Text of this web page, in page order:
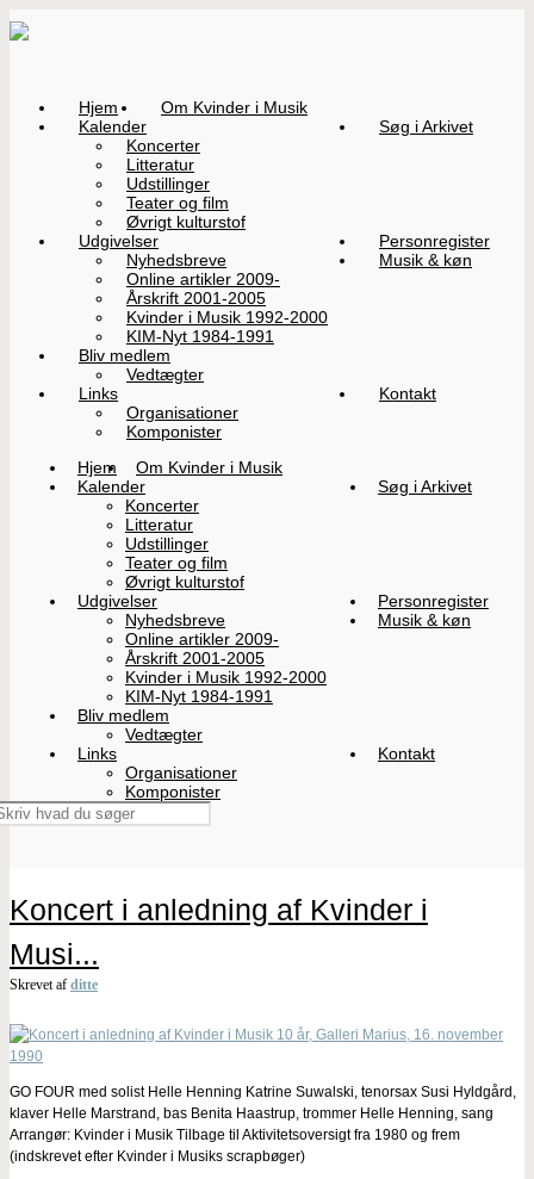
Hjem
Om Kvinder i Musik
Kalender
Koncerter
Litteratur
Udstillinger
Teater og film
Øvrigt kulturstof
Søg i Arkivet
Udgivelser
Nyhedsbreve
Online artikler 2009-
Årskrift 2001-2005
Kvinder i Musik 1992-2000
KIM-Nyt 1984-1991
Personregister
Musik & køn
Bliv medlem
Vedtægter
Links
Organisationer
Komponister
Kontakt
Hjem
Om Kvinder i Musik
Kalender
Koncerter
Litteratur
Udstillinger
Teater og film
Øvrigt kulturstof
Søg i Arkivet
Udgivelser
Nyhedsbreve
Online artikler 2009-
Årskrift 2001-2005
Kvinder i Musik 1992-2000
KIM-Nyt 1984-1991
Personregister
Musik & køn
Bliv medlem
Vedtægter
Links
Organisationer
Komponister
Kontakt
Koncert i anledning af Kvinder i
Musi...
Skrevet af ditte
GO FOUR med solist Helle Henning Katrine Suwalski, tenorsax Susi Hyldgård,
klaver Helle Marstrand, bas Benita Haastrup, trommer Helle Henning, sang
Arrangør: Kvinder i Musik Tilbage til Aktivitetsoversigt fra 1980 og frem
(indskrevet efter Kvinder i Musiks scrapbøger)